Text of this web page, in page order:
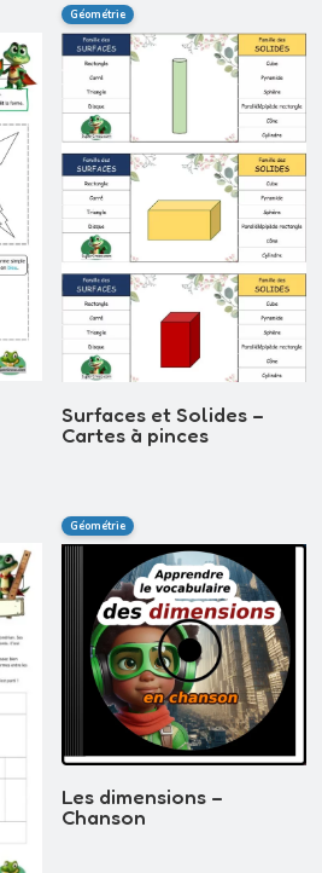
Géométrie
Surfaces et Solides –
Cartes à pinces
Géométrie
Les dimensions –
Chanson